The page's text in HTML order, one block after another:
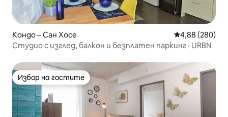
Кондо – Сан Хосе Средна
4,88 (280)
Студио с изглед, балкон и безплатен паркинг · URBN
Избор на гостите
Избор на гостите